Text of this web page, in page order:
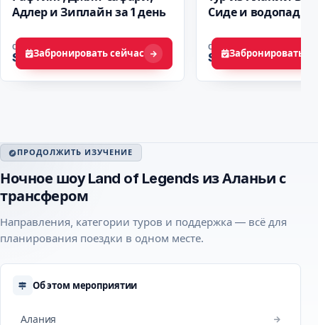
Адлер и Зиплайн за 1 день
ОТ
$ 52Забронировать сейчас
Сиде и водопад
ОТ
$ 63Забронировать
ПРОДОЛЖИТЬ ИЗУЧЕНИЕ
Ночное шоу Land of Legends из Аланьи с
трансфером
Направления, категории туров и поддержка — всё для
планирования поездки в одном месте.
Об этом мероприятии
Алания